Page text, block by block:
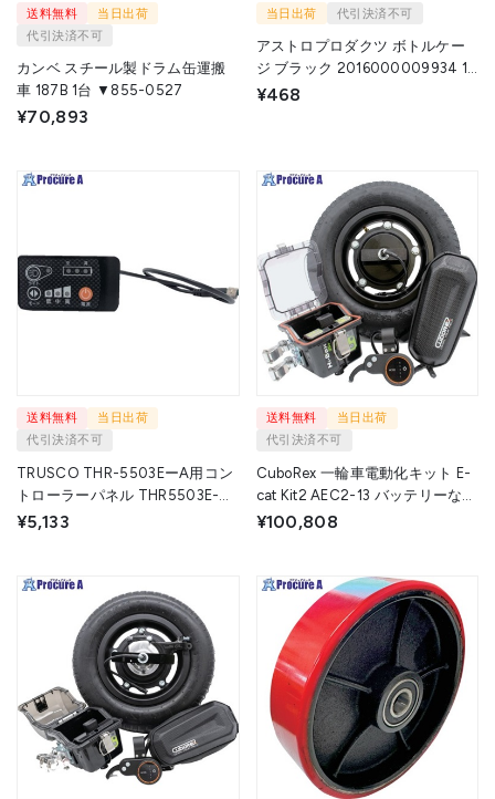
送料無料
当日出荷
代引決済不可
カンベ スチール製ドラム缶運搬
車 187B 1台 ▼855-0527
¥70,893
当日出荷 代引決済不可
アストロプロダクツ ボトルケー
ジ ブラック 2016000009934 1
個 ▼253-3343
¥468
送料無料
当日出荷
代引決済不可
TRUSCO THR-5503EーA用コン
トローラーパネル THR5503E-A-
CP 1個 ▼710-5687
¥5,133
送料無料
当日出荷
代引決済不可
CuboRex 一輪車電動化キット E-
cat Kit2 AEC2-13 バッテリーなし
充電器なし ブレーキなし AEC2-
¥100,808